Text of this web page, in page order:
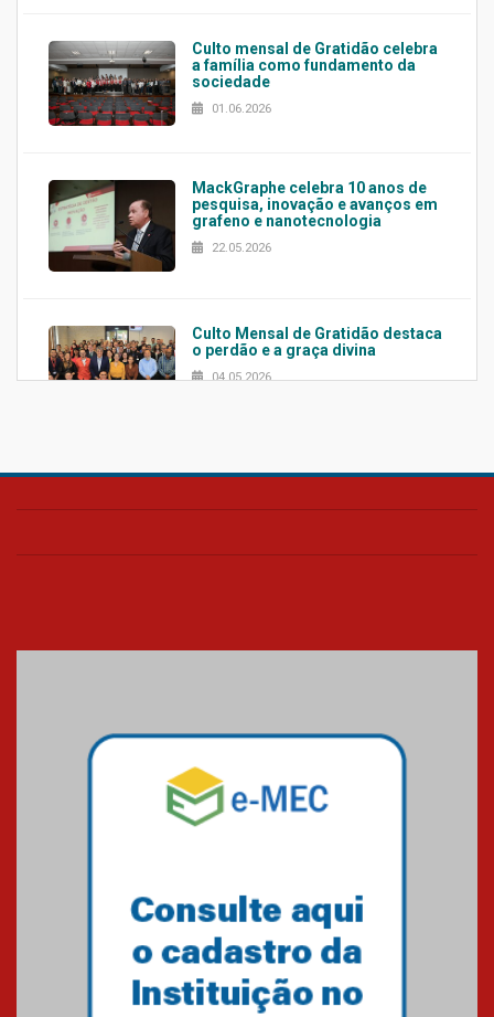
Culto mensal de Gratidão celebra
a família como fundamento da
sociedade
01.06.2026
MackGraphe celebra 10 anos de
pesquisa, inovação e avanços em
grafeno e nanotecnologia
22.05.2026
Culto Mensal de Gratidão destaca
o perdão e a graça divina
04.05.2026
Confira como foi o culto mensal
Mackenzie mobiliza campanha
solidária para apoiar famílias em
Minas Gerais
Primeiro culto do ano ressalta o
27.02.2026